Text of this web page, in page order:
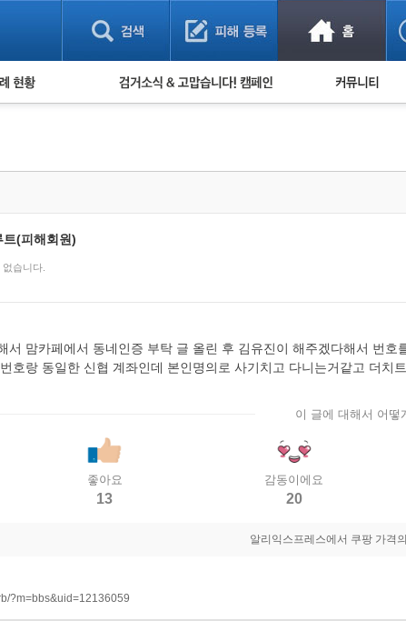
목록
사례
피해사례
검거 소식 사기 예방했어
트(피해회원)
습니다.
서 맘카페에서 동네인증 부탁 글 올린 후 김유진이 해주겠다해서 번
호랑 동일한 신협 계좌인데 본인명의로 사기치고 다니는거같고 더치
이 글에 대해서 어떻
좋아요
13
감동이에요
20
알리익스프레스에서 쿠팡 가격
?m=bbs&uid=12136059